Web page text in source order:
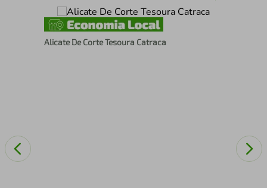
Alicate De Corte Tesoura Catraca